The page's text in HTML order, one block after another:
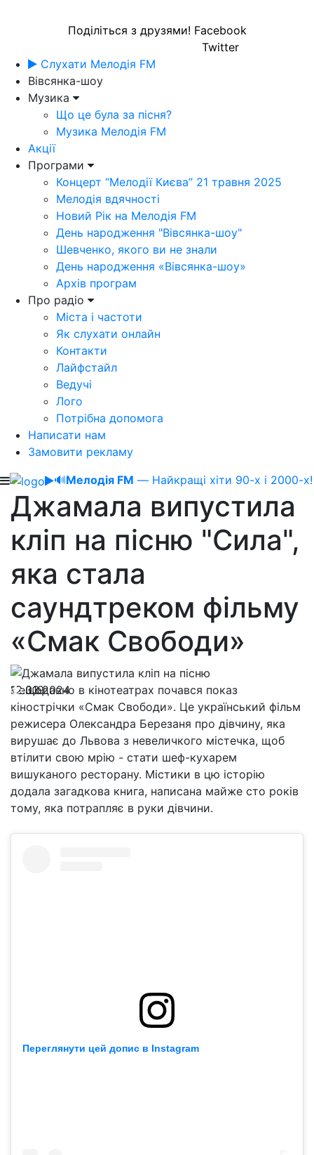
Поділіться з друзями! Facebook
Twitter
Слухати Мелодія FM
Вівсянка-шоу
Музика
Що це була за пісня?
Музика Мелодія FM
Акції
Програми
Концерт “Мелодії Києва” 21 травня 2025
Мелодія вдячності
Новий Рік на Мелодія FM
День народження "Вівсянка-шоу"
Шевченко, якого ви не знали
День народження «Вівсянка-шоу»
Архів програм
Про радіо
Міста і частоти
Як слухати онлайн
Контакти
Лайфстайл
Ведучі
Лого
Потрібна допомога
Написати нам
Замовити рекламу
🔊Мелодія FM — Найкращі хіти 90-х і 2000-х!
Джамала випустила
кліп на пісню "Сила",
яка стала
саундтреком фільму
«Смак Свободи»
12.03.2024
319
Нещодавно в кінотеатрах почався показ
кінострічки «Смак Свободи». Це український фільм
режисера Олександра Березаня про дівчину, яка
вирушає до Львова з невеличкого містечка, щоб
втілити свою мрію - стати шеф-кухарем
вишуканого ресторану. Містики в цю історію
додала загадкова книга, написана майже сто років
тому, яка потрапляє в руки дівчини.
Переглянути цей допис в Instagram